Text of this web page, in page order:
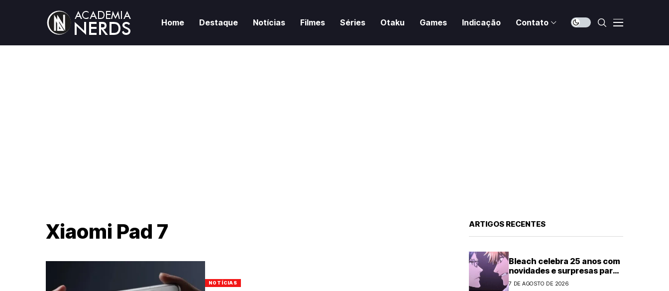
Home Destaque Notícias Filmes Séries Otaku Games Indicação Contato
Xiaomi Pad 7
NOTÍCIAS
ARTIGOS RECENTES
Bleach celebra 25 anos com
novidades e surpresas para
fãs
7 DE AGOSTO DE 2026